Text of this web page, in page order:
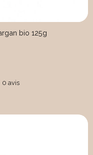
bio 125g
0 avis